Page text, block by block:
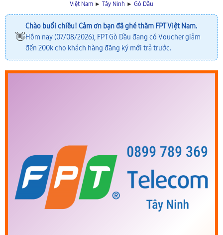
Việt Nam ► Tây Ninh ► Gò Dầu
👋
Chào buổi chiều! Cảm ơn bạn đã ghé thăm FPT Việt Nam.
Hôm nay (07/08/2026), FPT Gò Dầu đang có Voucher giảm
đến 200k cho khách hàng đăng ký mới trả trước.